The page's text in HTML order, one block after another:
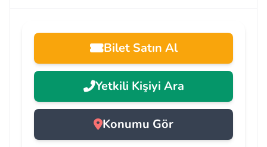
Bilet Satın Al
Yetkili Kişiyi Ara
Konumu Gör